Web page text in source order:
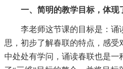
一、简明的教学目标，体现
李老师这节课的目标是：诵
思，初步了解春联的特点，感受
中处处有学问，诵读春联也是一